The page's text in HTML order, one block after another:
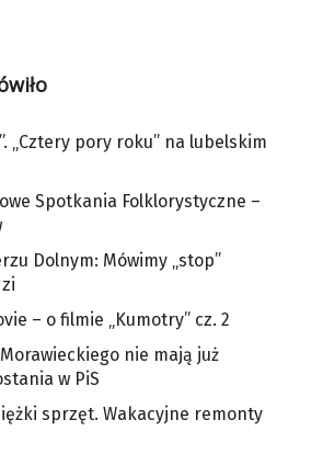
„Cztery pory roku” na lubelskim
Spotkania Folklorystyczne –
Dolnym: Mówimy „stop”
– o filmie „Kumotry” cz. 2
nie mają już
w PiS
sprzęt. Wakacyjne remonty